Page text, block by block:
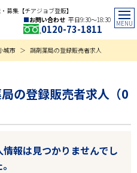
募集【チアジョブ登販】
お問い合わせ 平日9:30〜18:30
0120-73-1811
城市 調剤薬局の登録販売者求人
の登録販売者求人（0
報は見つかりませんでし